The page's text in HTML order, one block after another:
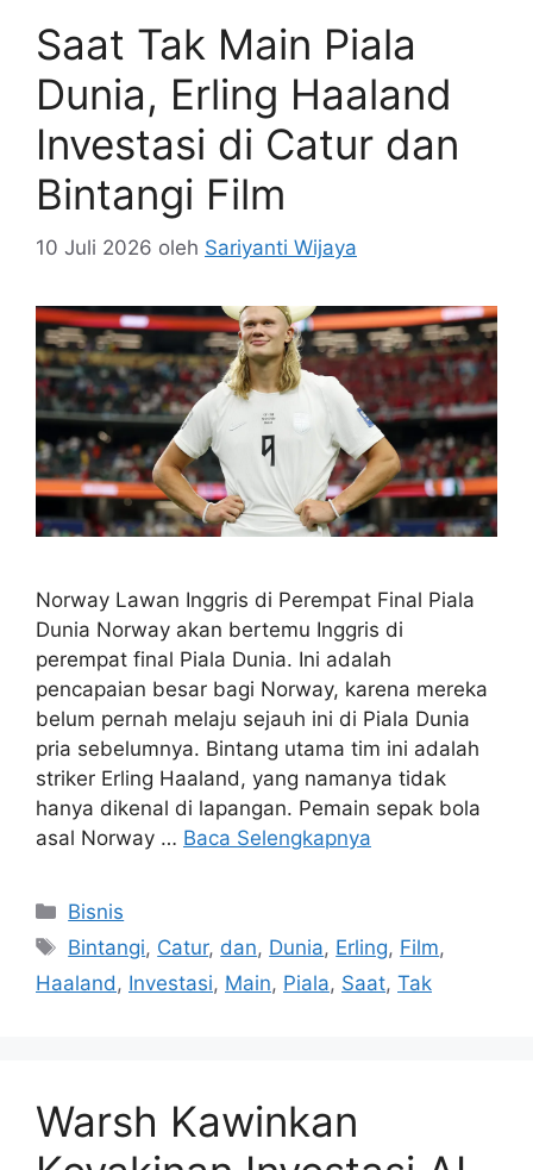
Saat Tak Main Piala
Dunia, Erling Haaland
Investasi di Catur dan
Bintangi Film
10 Juli 2026 oleh Sariyanti Wijaya
Norway Lawan Inggris di Perempat Final Piala
Dunia Norway akan bertemu Inggris di
perempat final Piala Dunia. Ini adalah
pencapaian besar bagi Norway, karena mereka
belum pernah melaju sejauh ini di Piala Dunia
pria sebelumnya. Bintang utama tim ini adalah
striker Erling Haaland, yang namanya tidak
hanya dikenal di lapangan. Pemain sepak bola
asal Norway … Baca Selengkapnya
Kategori
Bisnis
Tag
Bintangi, Catur, dan, Dunia, Erling, Film,
Haaland , Investasi, Main, Piala, Saat, Tak
Warsh Kawinkan